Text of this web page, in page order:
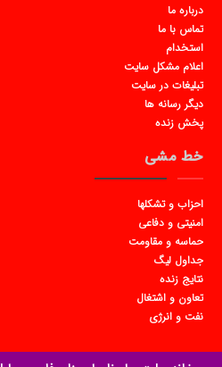
درباره ما
تماس با ما
استخدام
اعلام مشکل سایت
تبلیغات در سایت
دیگر رسانه ها
پخش زنده
خط مشی
احزاب و تشکلها
امنیتی و دفاعی
حماسه و مقاومت
جداول لیگ
نتایج زنده
تعاون و اشتغال
نفت و انرژی